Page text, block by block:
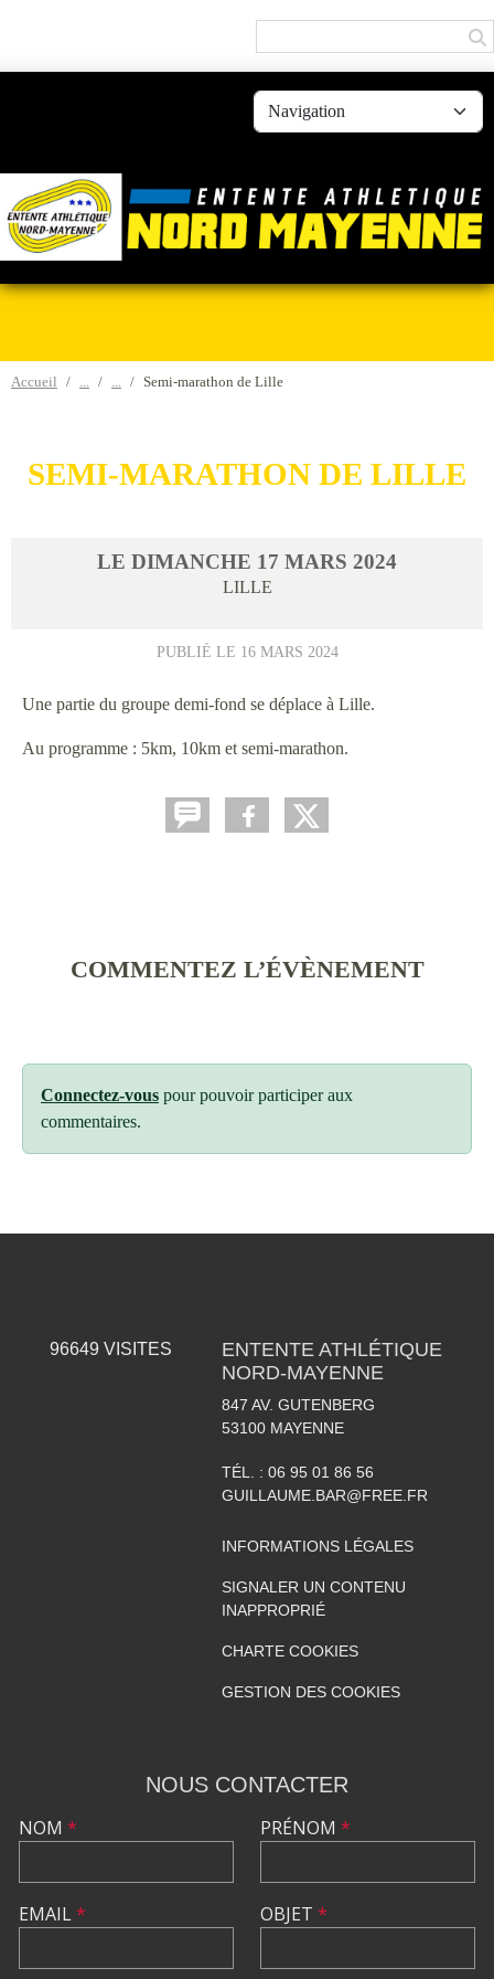
Accueil Semi-marathon de Lille
SEMI-MARATHON DE LILLE
LE DIMANCHE 17 MARS 2024
LILLE
PUBLIÉ LE 16 MARS 2024
Une partie du groupe demi-fond se déplace à Lille.
Au programme : 5km, 10km et semi-marathon.
COMMENTEZ L’ÉVÈNEMENT
Connectez-vous pour pouvoir participer aux
commentaires.
96649 VISITES
ENTENTE ATHLÉTIQUE
NORD-MAYENNE
847 AV. GUTENBERG
53100 MAYENNE
TÉL. : 06 95 01 86 56
GUILLAUME.BAR@FREE.FR
INFORMATIONS LÉGALES
SIGNALER UN CONTENU
INAPPROPRIÉ
CHARTE COOKIES
GESTION DES COOKIES
NOUS CONTACTER
NOM *
EMAIL*
PRÉNOM *
OBJET *